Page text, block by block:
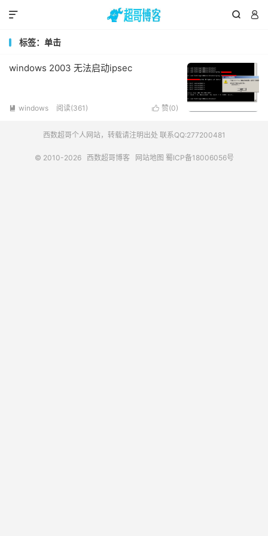
 

标签：单击
windows 2003 无法启动ipsec
 赞(0)
 windows 阅读(361)
西数超哥个人网站，转载请注明出处 联系QQ:277200481
© 2010-2026 西数超哥博客 网站地图 蜀ICP备18006056号